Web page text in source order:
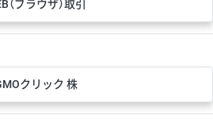
（ブラウザ）取引
クリック 株